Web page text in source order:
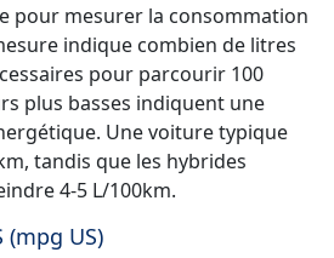
pour mesurer la consommation
indique combien de litres
pour parcourir 100
plus basses indiquent une
Une voiture typique
tandis que les hybrides
4-5 L/100km.
US)